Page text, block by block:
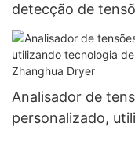
detecção de
pressão
Analisador de
personalizado,